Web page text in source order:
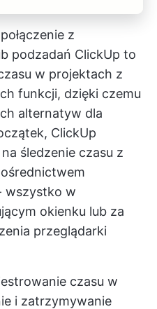
z
podzadań ClickUp to
w projektach z
funkcji, dzięki czemu
alternatyw dla
ClickUp
śledzenie czasu z
wszystko w
okienku lub za
przeglądarki
czasu w
i zatrzymywanie